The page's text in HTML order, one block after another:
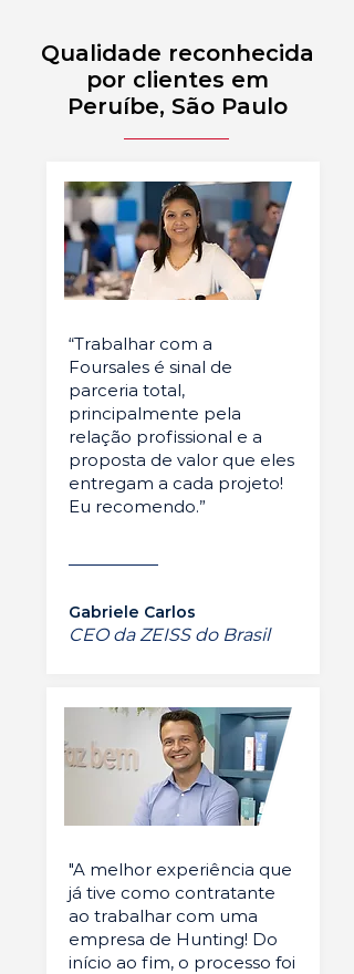
Qualidade reconhecida
por clientes em
Peruíbe, São Paulo
“Trabalhar com a
Foursales é sinal de
parceria total,
principalmente pela
relação profissional e a
proposta de valor que eles
entregam a cada projeto!
Eu recomendo.”
Gabriele Carlos
CEO da ZEISS do Brasil
"A melhor experiência que
já tive como contratante
ao trabalhar com uma
empresa de Hunting! Do
início ao fim, o processo foi